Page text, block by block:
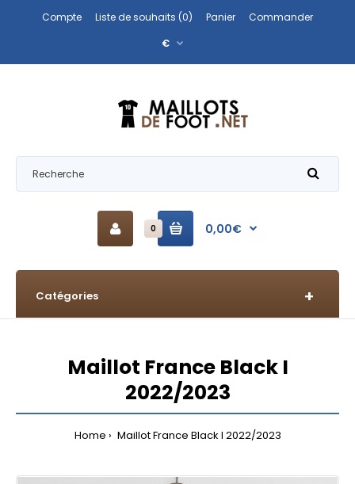
Compte Liste de souhaits (0) Panier
Commander
€
0 0,00€
Catégories
Maillot France Black I
2022/2023
Home Maillot France Black I 2022/2023